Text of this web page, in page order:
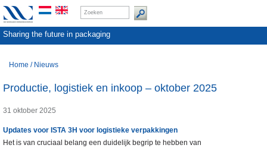
Sharing the future in packaging
Home / Nieuws
Productie, logistiek en inkoop – oktober 2025
31 oktober 2025
Updates voor ISTA 3H voor logistieke verpakkingen
Het is van cruciaal belang een duidelijk begrip te hebben van